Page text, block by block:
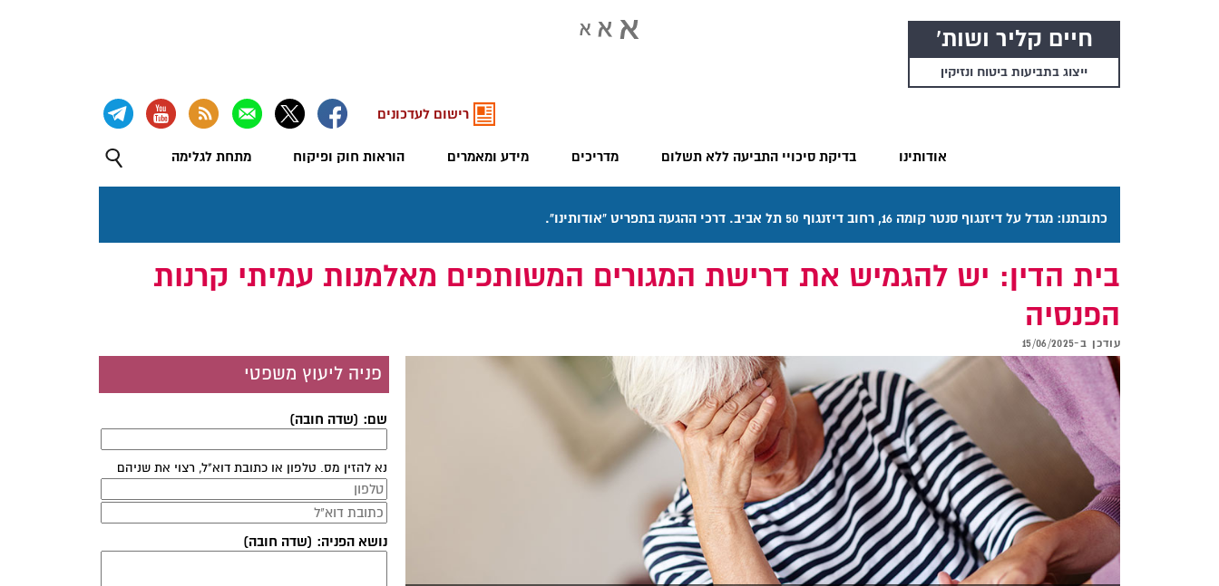
חיים קליר ושות'
ייצוג בתביעות ביטוח ונזיקין
אודותינו בדיקת סיכויי התביעה ללא תשלום מדריכים מידע ומאמרים הוראות חוק ופיקוח מתחת לגלימה
רישום לעדכונים
כתובתנו: מגדל על דיזנגוף סנטר קומה 16, רחוב דיזנגוף 50 תל אביב. דרכי ההגעה בתפריט "אודותינו".
בית הדין: יש להגמיש את דרישת המגורים המשותפים מאלמנות עמיתי קרנות
הפנסיה
עודכן ב-15/06/2025
פניה ליעוץ משפטי
שם: (שדה חובה)
נא להזין מס. טלפון או כתובת דוא"ל, רצוי את שניהם
נושא הפניה: (שדה חובה)